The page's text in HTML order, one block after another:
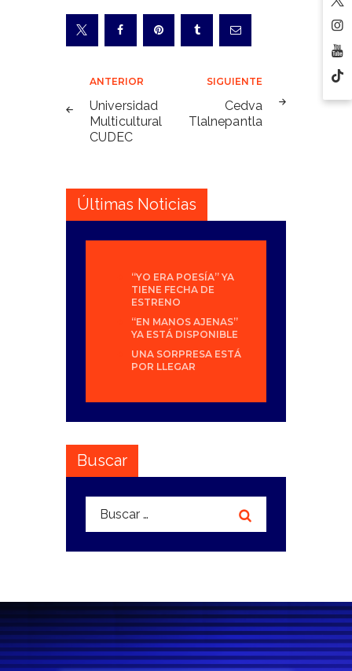
Navegación
de
entradas
ANTERIOR
Universidad
Multicultural
CUDEC
SIGUIENTE
Cedva
Tlalnepantla
Últimas Noticias
“YO ERA POESÍA” YA
TIENE FECHA DE
ESTRENO
“EN MANOS AJENAS”
YA ESTÁ DISPONIBLE
UNA SORPRESA ESTÁ
POR LLEGAR
Buscar
Buscar: